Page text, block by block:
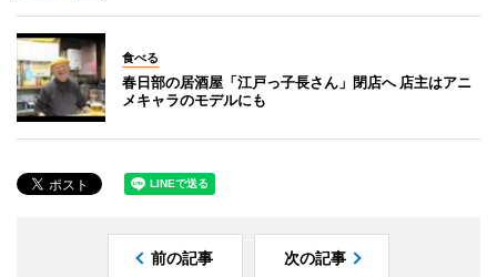
食べる
春日部の居酒屋「江戸っ子長さん」閉店へ 店主はアニ
メキャラのモデルにも
前の記事 次の記事